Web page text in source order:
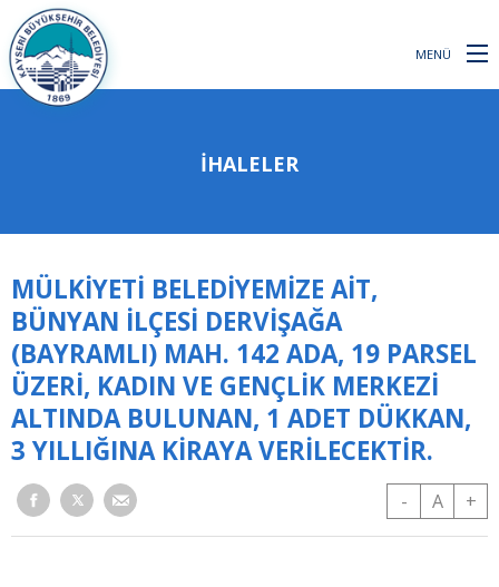
MENÜ
İHALELER
MÜLKİYETİ BELEDİYEMİZE AİT,
BÜNYAN İLÇESİ DERVİŞAĞA
(BAYRAMLI) MAH. 142 ADA, 19 PARSEL
ÜZERİ, KADIN VE GENÇLİK MERKEZİ
ALTINDA BULUNAN, 1 ADET DÜKKAN,
3 YILLIĞINA KİRAYA VERİLECEKTİR.
- A +